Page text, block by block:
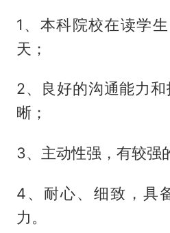
1、本科院校在读学
天；
2、良好的沟通能力
晰；
3、主动性强，有较强
4、耐心、细致，具
力。